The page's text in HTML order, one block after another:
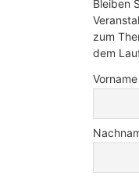
Bleiben
zum
dem
Vorname